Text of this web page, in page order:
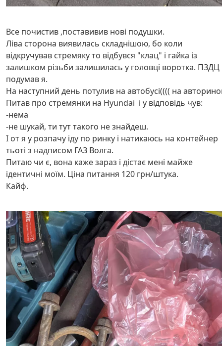
Все почистив ,поставивив нові подушки.
Ліва сторона виявилась складнішою, бо коли
відкручував стремяку то відбувся "клац" і гайка із
залишком різьби залишилась у головці воротка. ПЗДЦ
подумав я.
На наступний день потулив на автобусі(((( на
Питав про стремянки на Hyundai і у відповідь чув:
-нема
-не шукай, ти тут такого не знайдеш.
І от я у розпачу іду по ринку і натикаюсь на контейнер
тьоті з надписом ГАЗ Волга.
Питаю чи є, вона каже зараз і дістає мені майже
ідентичні моїм. Ціна питання 120 грн/штука.
Кайф.